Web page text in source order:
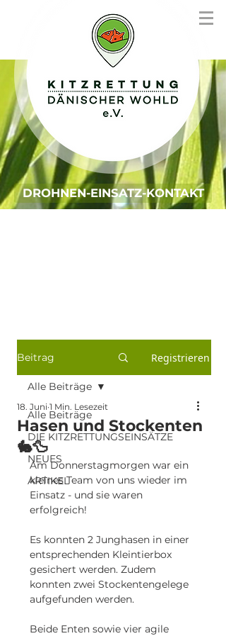
DROHNEN-EINSATZ-KONTAKT
Beitrag Registrieren
Alle Beiträge
DIE KITZRETTUNGSEINSÄTZE
NEUES
ARTIKEL
Alle Beiträge
Hasen und Stockenten
🐇🦆
18. Juni 1 Min. Lesezeit
Am Donnerstagmorgen war ein
kleines Team von uns wieder im
Einsatz - und sie waren
erfolgreich!
Es konnten 2 Junghasen in einer
entsprechenden Kleintierbox
gesichert werden. Zudem
konnten zwei Stockentengelege
aufgefunden werden.
Beide Enten sowie vier agile